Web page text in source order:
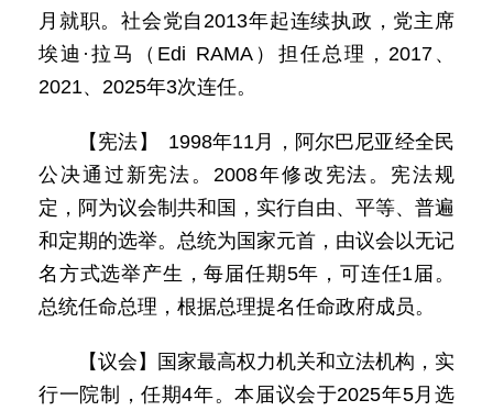
月就职。社会党自2013年起连续执政，党主席
埃迪·拉马（Edi RAMA）担任总理，2017、
2021、2025年3次连任。
【宪法】 1998年11月，阿尔巴尼亚经全民
公决通过新宪法。2008年修改宪法。宪法规
定，阿为议会制共和国，实行自由、平等、普遍
和定期的选举。总统为国家元首，由议会以无记
名方式选举产生，每届任期5年，可连任1届。
总统任命总理，根据总理提名任命政府成员。
【议会】国家最高权力机关和立法机构，实
行一院制，任期4年。本届议会于2025年5月选